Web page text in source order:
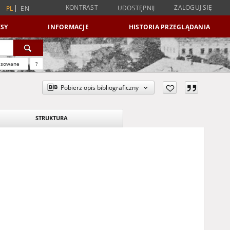
PL EN KONTRAST UDOSTĘPNIJ ZALOGUJ SIĘ
INFORMACJE HISTORIA PRZEGLĄDANIA
?
Pobierz opis bibliograficzny
STRUKTURA